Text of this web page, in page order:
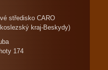
středisko CARO
kraj-Beskydy)
174